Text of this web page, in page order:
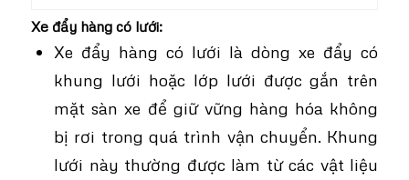
Xe đẩy hàng có lưới:
Xe đẩy hàng có lưới là dòng xe đẩy có
khung lưới hoặc lớp lưới được gắn trên
mặt sàn xe để giữ vững hàng hóa không
bị rơi trong quá trình vận chuyển. Khung
lưới này thường được làm từ các vật liệu